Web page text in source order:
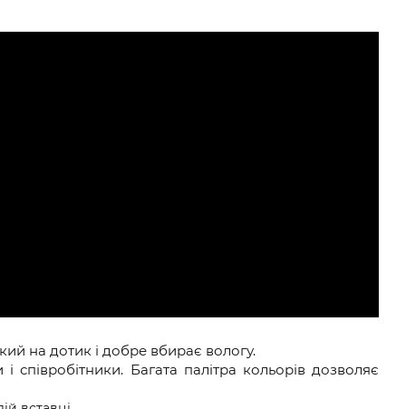
на дотик і добре вбирає вологу.
співробітники. Багата палітра кольорів дозволяє